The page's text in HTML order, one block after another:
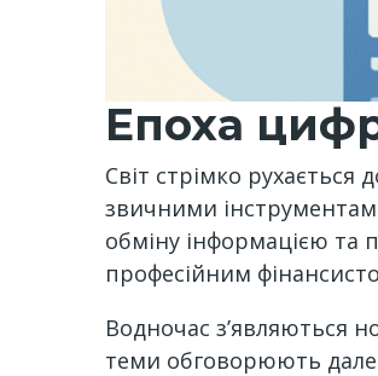
Епоха
Світ стрімко рухається
звичними
обміну інформацією та
професійним
Водночас з’являються
теми обговорюють